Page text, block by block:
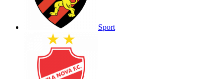
Sport